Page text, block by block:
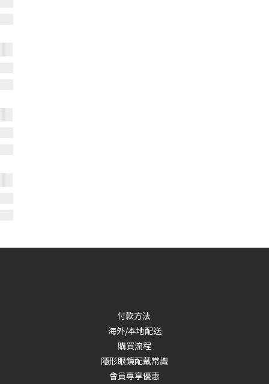
付款方法
海外/本地配送
購買流程
隱形眼鏡配戴常識
會員專享優惠